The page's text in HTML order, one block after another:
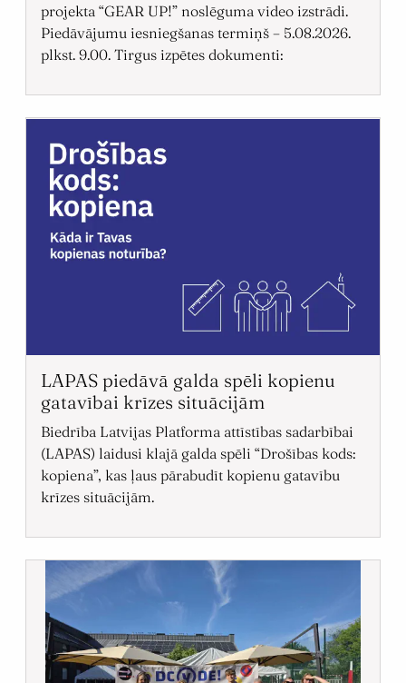
projekta “GEAR UP!” noslēguma video izstrādi.
Piedāvājumu iesniegšanas termiņš – 5.08.2026.
plkst. 9.00. Tirgus izpētes dokumenti:
LAPAS piedāvā galda spēli kopienu
gatavībai krīzes situācijām
Biedrība Latvijas Platforma attīstības sadarbībai
(LAPAS) laidusi klajā galda spēli “Drošības kods:
kopiena”, kas ļaus pārabudīt kopienu gatavību
krīzes situācijām.